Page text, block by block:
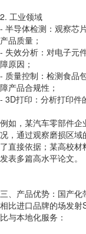
2. 工业领域
- 半导体检测：观察芯
产品质量；
- 失效分析：对电子元
障原因；
- 质量控制：检测食品
障产品合规性；
- 3D打印：分析打印件
例如，某汽车零部件
况，通过观察磨损区
了直接依据；某高校材
发表多篇高水平论文。
三、产品优势：国产化
相比进口品牌的场发射
比与本地化服务：